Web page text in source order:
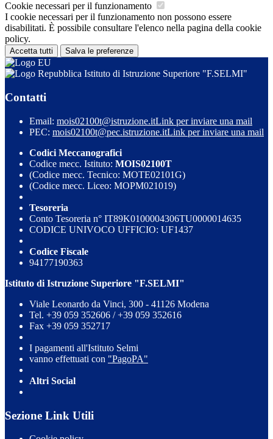
Cookie necessari per il funzionamento
I cookie necessari per il funzionamento non possono essere
disabilitati. È possibile consultare l'elenco nella pagina della cookie
policy.
Accetta tutti Salva le preferenze
Istituto di Istruzione Superiore "F.SELMI"
Contatti
Email: mois02100t@istruzione.itLink per inviare una mail
PEC: mois02100t@pec.istruzione.itLink per inviare una mail
Codici Meccanografici
Codice mecc. Istituto: MOIS02100T
(Codice mecc. Tecnico: MOTE02101G)
(Codice mecc. Liceo: MOPM021019)
Tesoreria
Conto Tesoreria n° IT89K0100004306TU0000014635
CODICE UNIVOCO UFFICIO: UF1437
Codice Fiscale
94177190363
Istituto di Istruzione Superiore "F.SELMI"
Viale Leonardo da Vinci, 300 - 41126 Modena
Tel. +39 059 352606 / +39 059 352616
Fax +39 059 352717
I pagamenti all'Istituto Selmi
vanno effettuati con "PagoPA"
Altri Social
Sezione Link Utili